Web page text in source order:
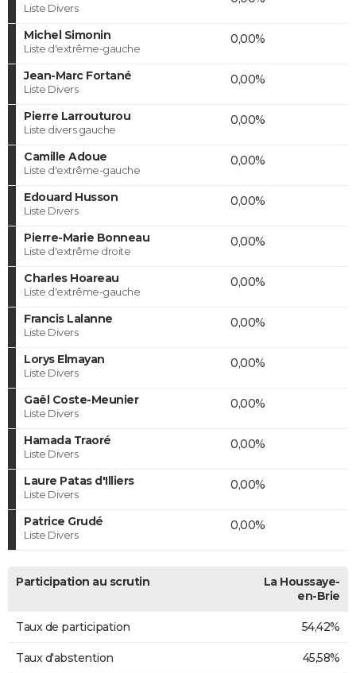
Liste Divers
Michel Simonin
Liste d'extrême-gauche
0,00%
Jean-Marc Fortané
Liste Divers
0,00%
Pierre Larrouturou
Liste divers gauche
0,00%
Camille Adoue
Liste d'extrême-gauche
0,00%
Edouard Husson
Liste Divers
0,00%
Pierre-Marie Bonneau
Liste d'extrême droite
0,00%
Charles Hoareau
Liste d'extrême-gauche
0,00%
Francis Lalanne
Liste Divers
0,00%
Lorys Elmayan
Liste Divers
0,00%
Gaël Coste-Meunier
Liste Divers
0,00%
Hamada Traoré
Liste Divers
0,00%
Laure Patas d'Illiers
Liste Divers
0,00%
Patrice Grudé
Liste Divers
0,00%
Participation au scrutin
La Houssaye-
en-Brie
Taux de participation 54,42%
Taux d'abstention 45,58%